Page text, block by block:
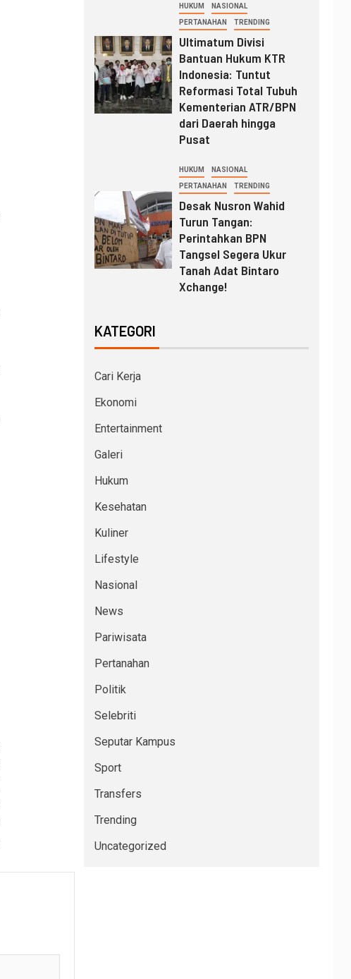
HUKUM NASIONAL
PERTANAHAN TRENDING
Ultimatum Divisi
Bantuan Hukum KTR
Indonesia: Tuntut
Reformasi Total Tubuh
Kementerian ATR/BPN
dari Daerah hingga
Pusat
HUKUM NASIONAL
PERTANAHAN TRENDING
Desak Nusron Wahid
Turun Tangan:
Perintahkan BPN
Tangsel Segera Ukur
Tanah Adat Bintaro
Xchange!
KATEGORI
Cari Kerja
Ekonomi
Entertainment
Galeri
Hukum
Kesehatan
Kuliner
Lifestyle
Nasional
News
Pariwisata
Pertanahan
Politik
Selebriti
Seputar Kampus
Sport
Transfers
Trending
Uncategorized